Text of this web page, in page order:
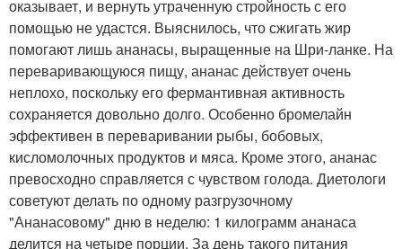
оказывает, и вернуть утраченную стройность с его
помощью не удастся. Выяснилось, что сжигать жир
помогают лишь ананасы, выращенные на Шри-ланке. На
переваривающуюся пищу, ананас действует очень
неплохо, поскольку его фермантивная активность
сохраняется довольно долго. Особенно бромелайн
эффективен в переваривании рыбы, бобовых,
кисломолочных продуктов и мяса. Кроме этого, ананас
превосходно справляется с чувством голода. Диетологи
советуют делать по одному разгрузочному
"Ананасовому" дню в неделю: 1 килограмм ананаса
делится на четыре порции. За день такого питания